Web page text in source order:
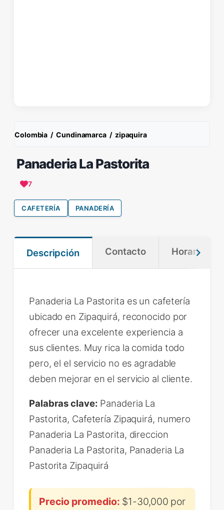
Colombia / Cundinamarca / zipaquira
Panaderia La Pastorita
7
CAFETERÍA PANADERÍA
Descripción Contacto Horario
Panaderia La Pastorita es un cafetería
ubicado en Zipaquirá, reconocido por
ofrecer una excelente experiencia a
sus clientes. Muy rica la comida todo
pero, el el servicio no es agradable
deben mejorar en el servicio al cliente.
Palabras clave: Panaderia La
Pastorita, Cafetería Zipaquirá, numero
Panaderia La Pastorita, direccion
Panaderia La Pastorita, Panaderia La
Pastorita Zipaquirá
Precio promedio: $1-30,000 por